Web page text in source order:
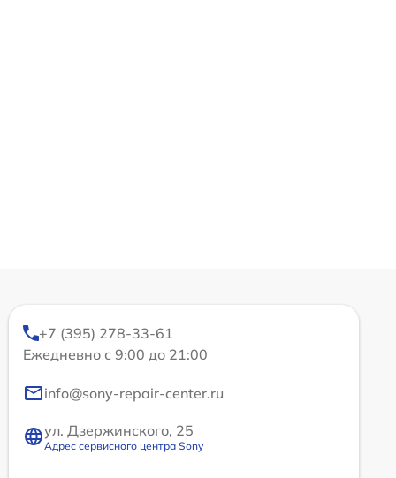
+7 (395) 278-33-61
Ежедневно с 9:00 до 21:00
info@sony-repair-center.ru
ул. Дзержинского, 25
Адрес сервисного центра Sony